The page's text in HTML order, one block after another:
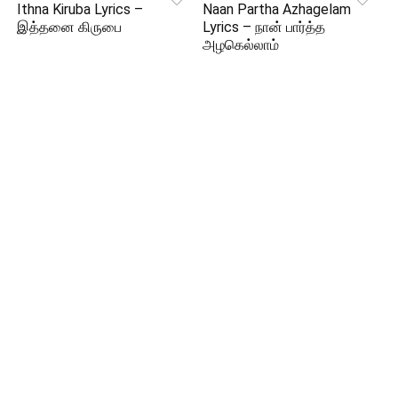
Ithna Kiruba Lyrics –
இத்தனை கிருபை
Naan Partha Azhagelam
Lyrics – நான் பார்த்த
அழகெல்லாம்